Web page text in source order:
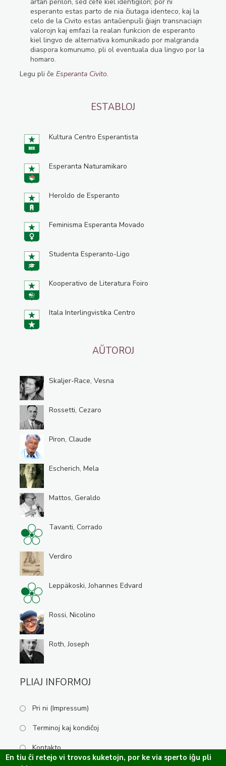
esperanto estas parto de nia ĉiutaga identeco, kaj la
celo de la Civito estas antaŭenpuŝi ĝiajn transnaciajn
valorojn kaj emfazi la realan funkcion de esperanto
kiel lingvo de alternativa komunikado por malgranda
diaspora komunumo, pli ol eventuala dua lingvo por la
homaro.
Legu pli ĉe Esperanta Civito.
ESTABLOJ
Kultura Centro Esperantista
Esperanta Naturamikaro
Heroldo de Esperanto
Feminisma Esperanta Movado
Studenta Esperanto-Ligo
Kooperativo de Literatura Foiro
Itala Interlingvistika Centro
AŬTOROJ
Skaljer-Race, Vesna
Rossetti, Cezaro
Piron, Claude
Escherich, Mela
Mattos, Geraldo
Tavanti, Corrado
Verdiro
Leppäkoski, Johannes Edvard
Rossi, Nicolino
Roth, Joseph
PLIAJ INFORMOJ
Pri ni (Impressum)
Terminoj kaj kondiĉoj
Kontakto
En tiu ĉi retejo vi trovos kuketojn, por ke via sperto iĝu pli